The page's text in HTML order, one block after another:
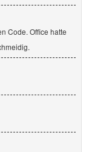
Code. Office hatte